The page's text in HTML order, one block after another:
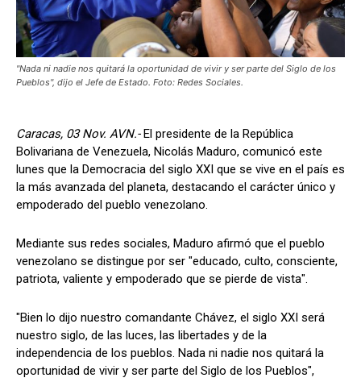
"Nada ni nadie nos quitará la oportunidad de vivir y ser parte del Siglo de los
Pueblos", dijo el Jefe de Estado. Foto: Redes Sociales.
Caracas, 03 Nov. AVN.- El presidente de la República
Bolivariana de Venezuela, Nicolás Maduro, comunicó este
lunes que la Democracia del siglo XXI que se vive en el país es
la más avanzada del planeta, destacando el carácter único y
empoderado del pueblo venezolano.
Mediante sus redes sociales, Maduro afirmó que el pueblo
venezolano se distingue por ser "educado, culto, consciente,
patriota, valiente y empoderado que se pierde de vista".
"Bien lo dijo nuestro comandante Chávez, el siglo XXI será
nuestro siglo, de las luces, las libertades y de la
independencia de los pueblos. Nada ni nadie nos quitará la
oportunidad de vivir y ser parte del Siglo de los Pueblos",